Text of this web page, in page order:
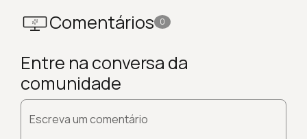
Comentários 0
Entre na conversa da
comunidade
Escreva um comentário